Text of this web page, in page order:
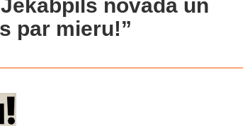
novadā un
par mieru!”